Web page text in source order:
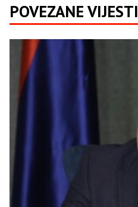
POVEZANE VIJESTI